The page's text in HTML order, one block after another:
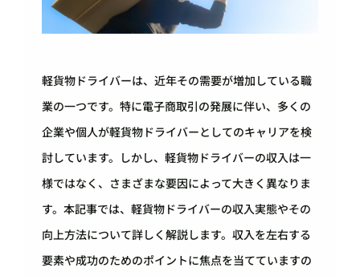
軽貨物ドライバーは、近年その需要が増加している職
業の一つです。特に電子商取引の発展に伴い、多くの
企業や個人が軽貨物ドライバーとしてのキャリアを検
討しています。しかし、軽貨物ドライバーの収入は一
様ではなく、さまざまな要因によって大きく異なりま
す。本記事では、軽貨物ドライバーの収入実態やその
向上方法について詳しく解説します。収入を左右する
要素や成功のためのポイントに焦点を当てていますの